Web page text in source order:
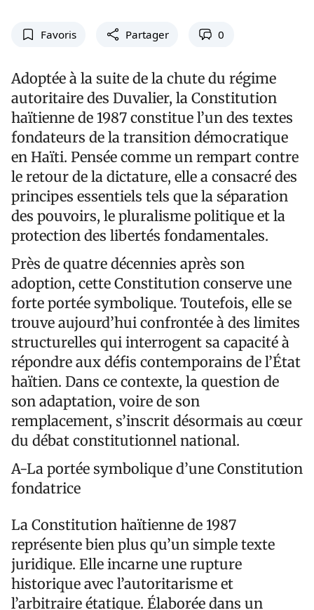
Favoris Partager 0
Adoptée à la suite de la chute du régime
autoritaire des Duvalier, la Constitution
haïtienne de 1987 constitue l’un des textes
fondateurs de la transition démocratique
en Haïti. Pensée comme un rempart contre
le retour de la dictature, elle a consacré des
principes essentiels tels que la séparation
des pouvoirs, le pluralisme politique et la
protection des libertés fondamentales.
Près de quatre décennies après son
adoption, cette Constitution conserve une
forte portée symbolique. Toutefois, elle se
trouve aujourd’hui confrontée à des limites
structurelles qui interrogent sa capacité à
répondre aux défis contemporains de l’État
haïtien. Dans ce contexte, la question de
son adaptation, voire de son
remplacement, s’inscrit désormais au cœur
du débat constitutionnel national.
A-La portée symbolique d’une Constitution
fondatrice
La Constitution haïtienne de 1987
représente bien plus qu’un simple texte
juridique. Elle incarne une rupture
historique avec l’autoritarisme et
l’arbitraire étatique. Élaborée dans un